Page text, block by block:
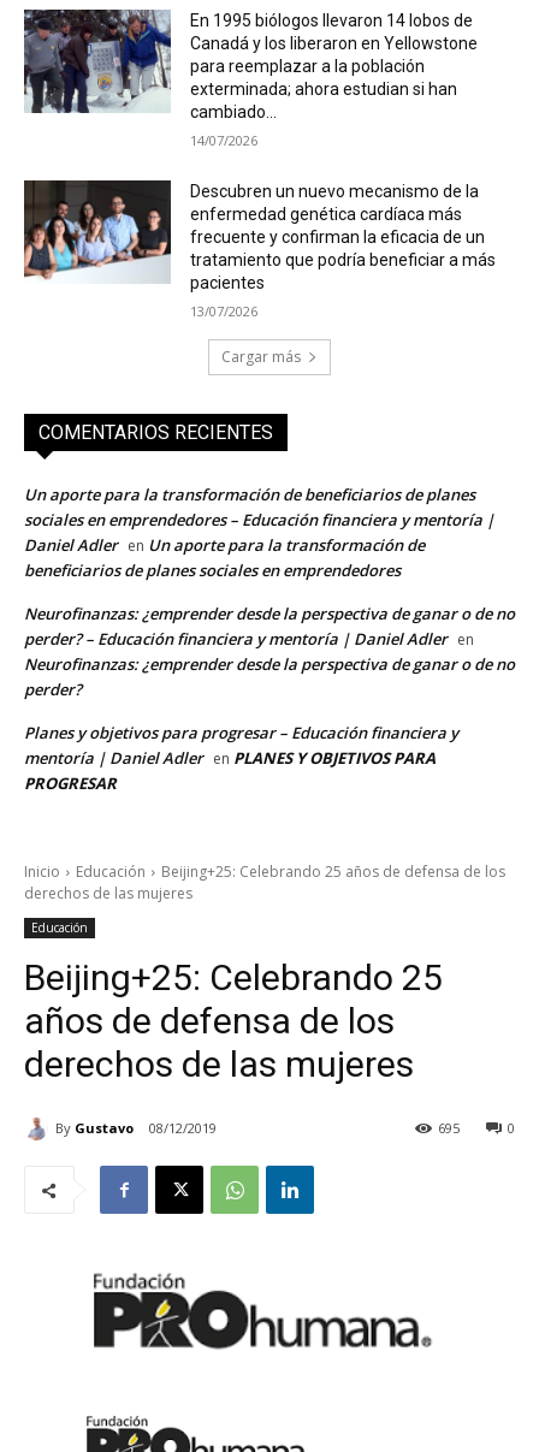
En 1995 biólogos llevaron 14 lobos de
Canadá y los liberaron en Yellowstone
para reemplazar a la población
exterminada; ahora estudian si han
cambiado...
14/07/2026
Descubren un nuevo mecanismo de la
enfermedad genética cardíaca más
frecuente y confirman la eficacia de un
tratamiento que podría beneficiar a más
pacientes
13/07/2026
Cargar más
COMENTARIOS RECIENTES
Un aporte para la transformación de beneficiarios de planes
sociales en emprendedores – Educación financiera y mentoría |
Daniel Adler en Un aporte para la transformación de
beneficiarios de planes sociales en emprendedores
Neurofinanzas: ¿emprender desde la perspectiva de ganar o de no
perder? – Educación financiera y mentoría | Daniel Adler en
Neurofinanzas: ¿emprender desde la perspectiva de ganar o de no
perder?
Planes y objetivos para progresar – Educación financiera y
mentoría | Daniel Adler en PLANES Y OBJETIVOS PARA
PROGRESAR